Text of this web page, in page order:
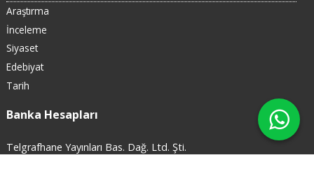
Araştırma
İnceleme
Siyaset
Edebiyat
Tarih
Banka Hesapları
Telgrafhane Yayınları Bas. Dağ. Ltd. Şti.